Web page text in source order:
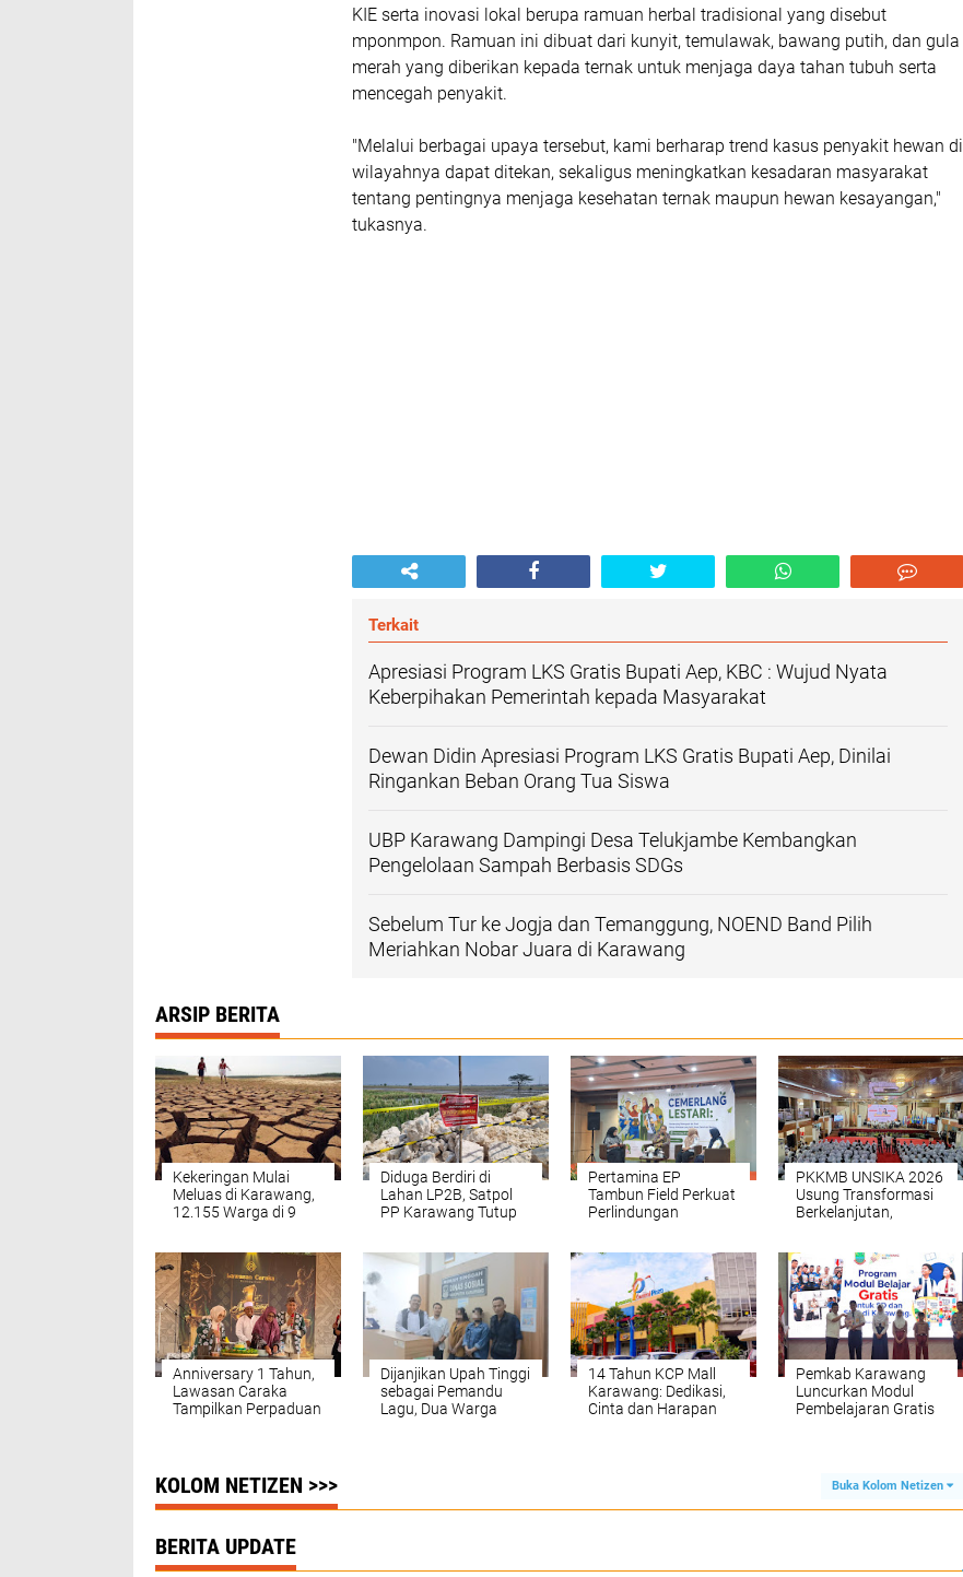
KIE serta inovasi lokal berupa ramuan herbal tradisional yang disebut
mponmpon. Ramuan ini dibuat dari kunyit, temulawak, bawang putih, dan gula
merah yang diberikan kepada ternak untuk menjaga daya tahan tubuh serta
mencegah penyakit.
"Melalui berbagai upaya tersebut, kami berharap trend kasus penyakit hewan di
wilayahnya dapat ditekan, sekaligus meningkatkan kesadaran masyarakat
tentang pentingnya menjaga kesehatan ternak maupun hewan kesayangan,"
tukasnya.
Terkait
Apresiasi Program LKS Gratis Bupati Aep, KBC : Wujud Nyata
Keberpihakan Pemerintah kepada Masyarakat
Dewan Didin Apresiasi Program LKS Gratis Bupati Aep, Dinilai
Ringankan Beban Orang Tua Siswa
UBP Karawang Dampingi Desa Telukjambe Kembangkan
Pengelolaan Sampah Berbasis SDGs
Sebelum Tur ke Jogja dan Temanggung, NOEND Band Pilih
Meriahkan Nobar Juara di Karawang
ARSIP BERITA
Kekeringan Mulai
Meluas di Karawang,
12.155 Warga di 9
Diduga Berdiri di
Lahan LP2B, Satpol
PP Karawang Tutup
Kandang Peternakan
Ayam
Pertamina EP
Tambun Field Perkuat
Perlindungan
Cemerlang Lestari
PKKMB UNSIKA 2026
Usung Transformasi
Berkelanjutan,
Anniversary 1 Tahun,
Lawasan Caraka
Tampilkan Perpaduan
Dijanjikan Upah Tinggi
sebagai Pemandu
Lagu, Dua Warga
14 Tahun KCP Mall
Karawang: Dedikasi,
Cinta dan Harapan
Pemkab Karawang
Luncurkan Modul
Pembelajaran Gratis
KOLOM NETIZEN >>> Buka Kolom Netizen
BERITA UPDATE